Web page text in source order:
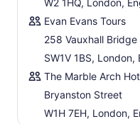
Warner Bros. Studio
otentik, seperti
ajaib melintasi Studio
momen ikonik dari film
terasa begitu Anda
otentik. Jelajahi
segerombolan topi
W2 1HQ, London,
Evan Evans Tours
258 Vauxhall Bridge
SW1V 1BS,
The Marble Arch
Bryanston Street
W1H 7EH, London,